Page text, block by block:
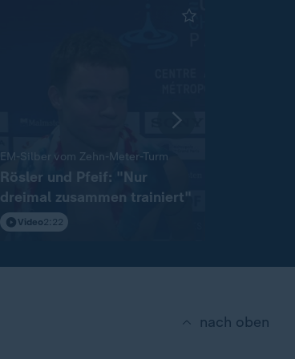
EM-Silber vom Zehn-Meter-Turm
Rösler und Pfeif: "Nur
dreimal zusammen trainiert"
Video2:22
nach oben